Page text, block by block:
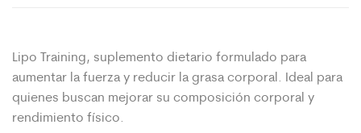
Lipo Training, suplemento dietario formulado para
aumentar la fuerza y reducir la grasa corporal. Ideal para
quienes buscan mejorar su composición corporal y
rendimiento físico.